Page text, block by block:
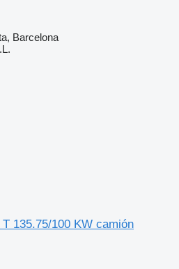
Barcelona
135.75/100 KW camión